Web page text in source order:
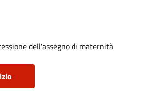
dell'assegno di maternità